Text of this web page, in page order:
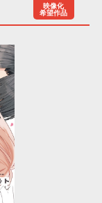
映像化
希望作品